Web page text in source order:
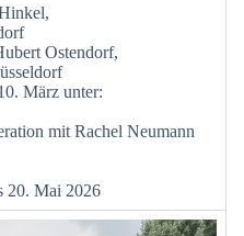
Ostendorf,
März unter:
mit Rachel Neumann
20. Mai 2026